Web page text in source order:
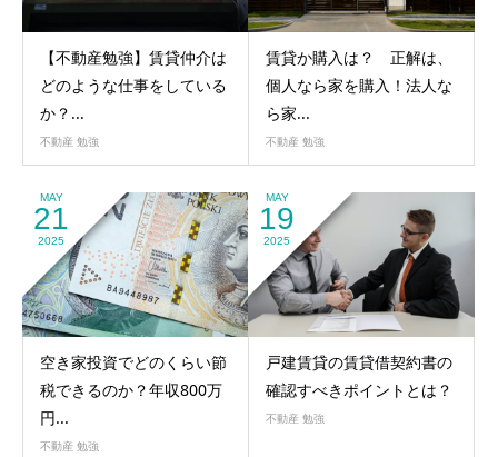
【不動産勉強】賃貸仲介は
どのような仕事をしている
か？...
不動産 勉強
賃貸か購入は？ 正解は、
個人なら家を購入！法人な
ら家...
不動産 勉強
MAY
21
2025
空き家投資でどのくらい節
税できるのか？年収800万
円...
不動産 勉強
MAY
19
2025
戸建賃貸の賃貸借契約書の
確認すべきポイントとは？
不動産 勉強